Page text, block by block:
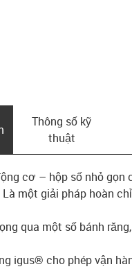
Thông số kỹ
thuật
cơ – hộp số nhỏ
một giải pháp hoàn
qua một số bánh
igus® cho phép vận